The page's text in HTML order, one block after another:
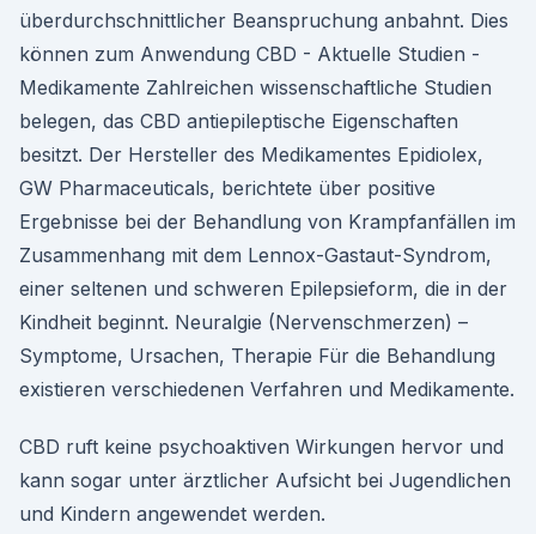
überdurchschnittlicher Beanspruchung anbahnt. Dies
können zum Anwendung CBD - Aktuelle Studien -
Medikamente Zahlreichen wissenschaftliche Studien
belegen, das CBD antiepileptische Eigenschaften
besitzt. Der Hersteller des Medikamentes Epidiolex,
GW Pharmaceuticals, berichtete über positive
Ergebnisse bei der Behandlung von Krampfanfällen im
Zusammenhang mit dem Lennox-Gastaut-Syndrom,
einer seltenen und schweren Epilepsieform, die in der
Kindheit beginnt. Neuralgie (Nervenschmerzen) –
Symptome, Ursachen, Therapie Für die Behandlung
existieren verschiedenen Verfahren und Medikamente.
CBD ruft keine psychoaktiven Wirkungen hervor und
kann sogar unter ärztlicher Aufsicht bei Jugendlichen
und Kindern angewendet werden.